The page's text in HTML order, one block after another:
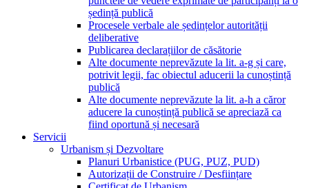
ședință publică
Procesele verbale ale ședințelor autorității
deliberative
Publicarea declarațiilor de căsătorie
Alte documente neprevăzute la lit. a-g și care,
potrivit legii, fac obiectul aducerii la cunoștință
publică
Alte documente neprevăzute la lit. a-h a căror
aducere la cunoștință publică se apreciază ca
fiind oportună și necesară
Servicii
Urbanism și Dezvoltare
Planuri Urbanistice (PUG, PUZ, PUD)
Autorizații de Construire / Desființare